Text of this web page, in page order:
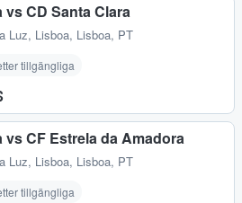
CD Santa Clara
Luz, Lisboa, Lisboa, PT
tillgängliga
vs CF Estrela da Amadora
Luz, Lisboa, Lisboa, PT
tillgängliga